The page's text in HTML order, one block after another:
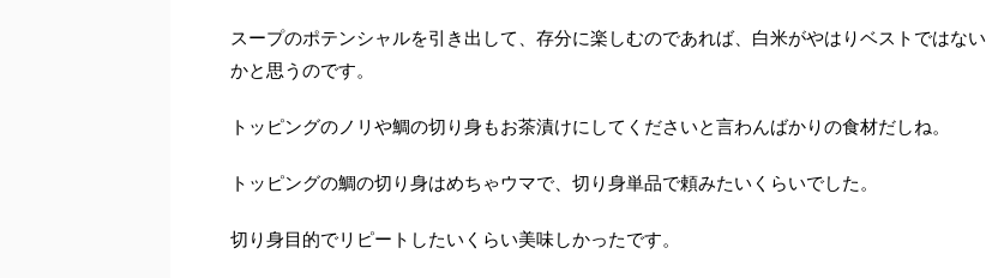
スープのポテンシャルを引き出して、存分に楽しむのであれば、白米がやはりベストではない
かと思うのです。
トッピングのノリや鯛の切り身もお茶漬けにしてくださいと言わんばかりの食材だしね。
トッピングの鯛の切り身はめちゃウマで、切り身単品で頼みたいくらいでした。
切り身目的でリピートしたいくらい美味しかったです。